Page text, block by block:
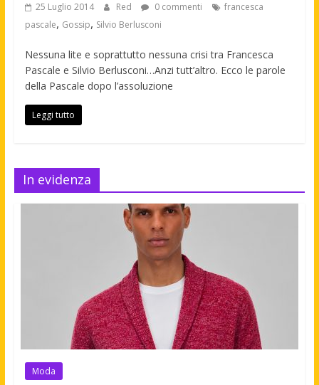
25 Luglio 2014 Red 0 commenti
francesca
pascale, Gossip, Silvio Berlusconi
Nessuna lite e soprattutto nessuna crisi tra Francesca
Pascale e Silvio Berlusconi…Anzi tutt’altro. Ecco le parole
della Pascale dopo l’assoluzione
Leggi tutto
In evidenza
Moda